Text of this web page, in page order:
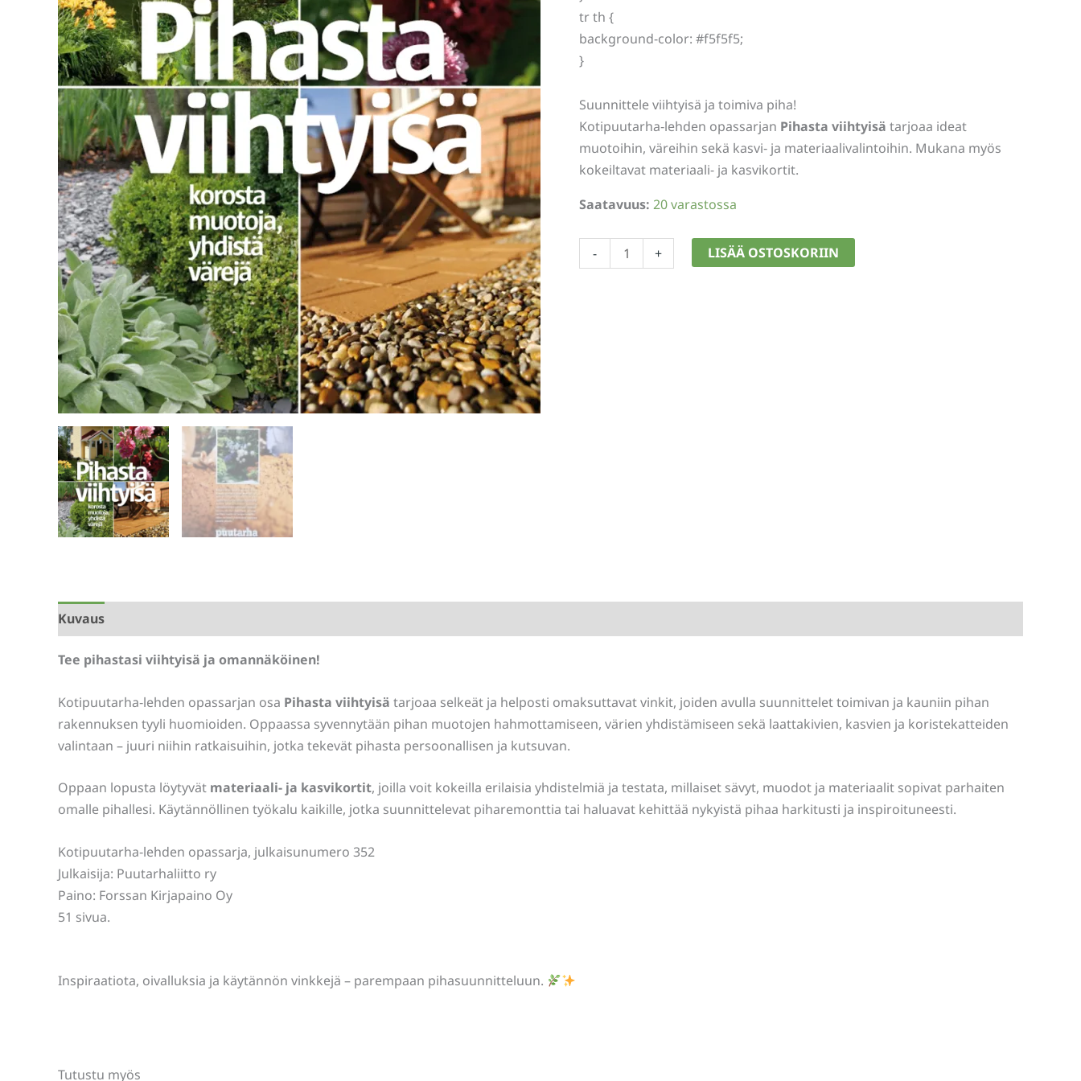
tr th {
background-color: #f5f5f5;
}
Suunnittele viihtyisä ja toimiva piha!
Kotipuutarha‑lehden opassarjan Pihasta viihtyisä tarjoaa ideat
muotoihin, väreihin sekä kasvi‑ ja materiaalivalintoihin. Mukana myös
kokeiltavat materiaali- ja kasvikortit.
Saatavuus: 20 varastossa
-
viihtyisä
+ LISÄÄ OSTOSKORIIN
Kuvaus
Tee pihastasi viihtyisä ja omannäköinen!
Kotipuutarha‑lehden opassarjan osa Pihasta viihtyisä tarjoaa selkeät ja helposti omaksuttavat vinkit, joiden avulla suunnittelet toimivan ja kauniin pihan
rakennuksen tyyli huomioiden. Oppaassa syvennytään pihan muotojen hahmottamiseen, värien yhdistämiseen sekä laattakivien, kasvien ja koristekatteiden
valintaan – juuri niihin ratkaisuihin, jotka tekevät pihasta persoonallisen ja kutsuvan.
Oppaan lopusta löytyvät materiaali- ja kasvikortit, joilla voit kokeilla erilaisia yhdistelmiä ja testata, millaiset sävyt, muodot ja materiaalit sopivat parhaiten
omalle pihallesi. Käytännöllinen työkalu kaikille, jotka suunnittelevat piharemonttia tai haluavat kehittää nykyistä pihaa harkitusti ja inspiroituneesti.
Kotipuutarha‑lehden opassarja, julkaisunumero 352
Julkaisija: Puutarhaliitto ry
Paino: Forssan Kirjapaino Oy
51 sivua.
Inspiraatiota, oivalluksia ja käytännön vinkkejä – parempaan pihasuunnitteluun.
Tutustu myös